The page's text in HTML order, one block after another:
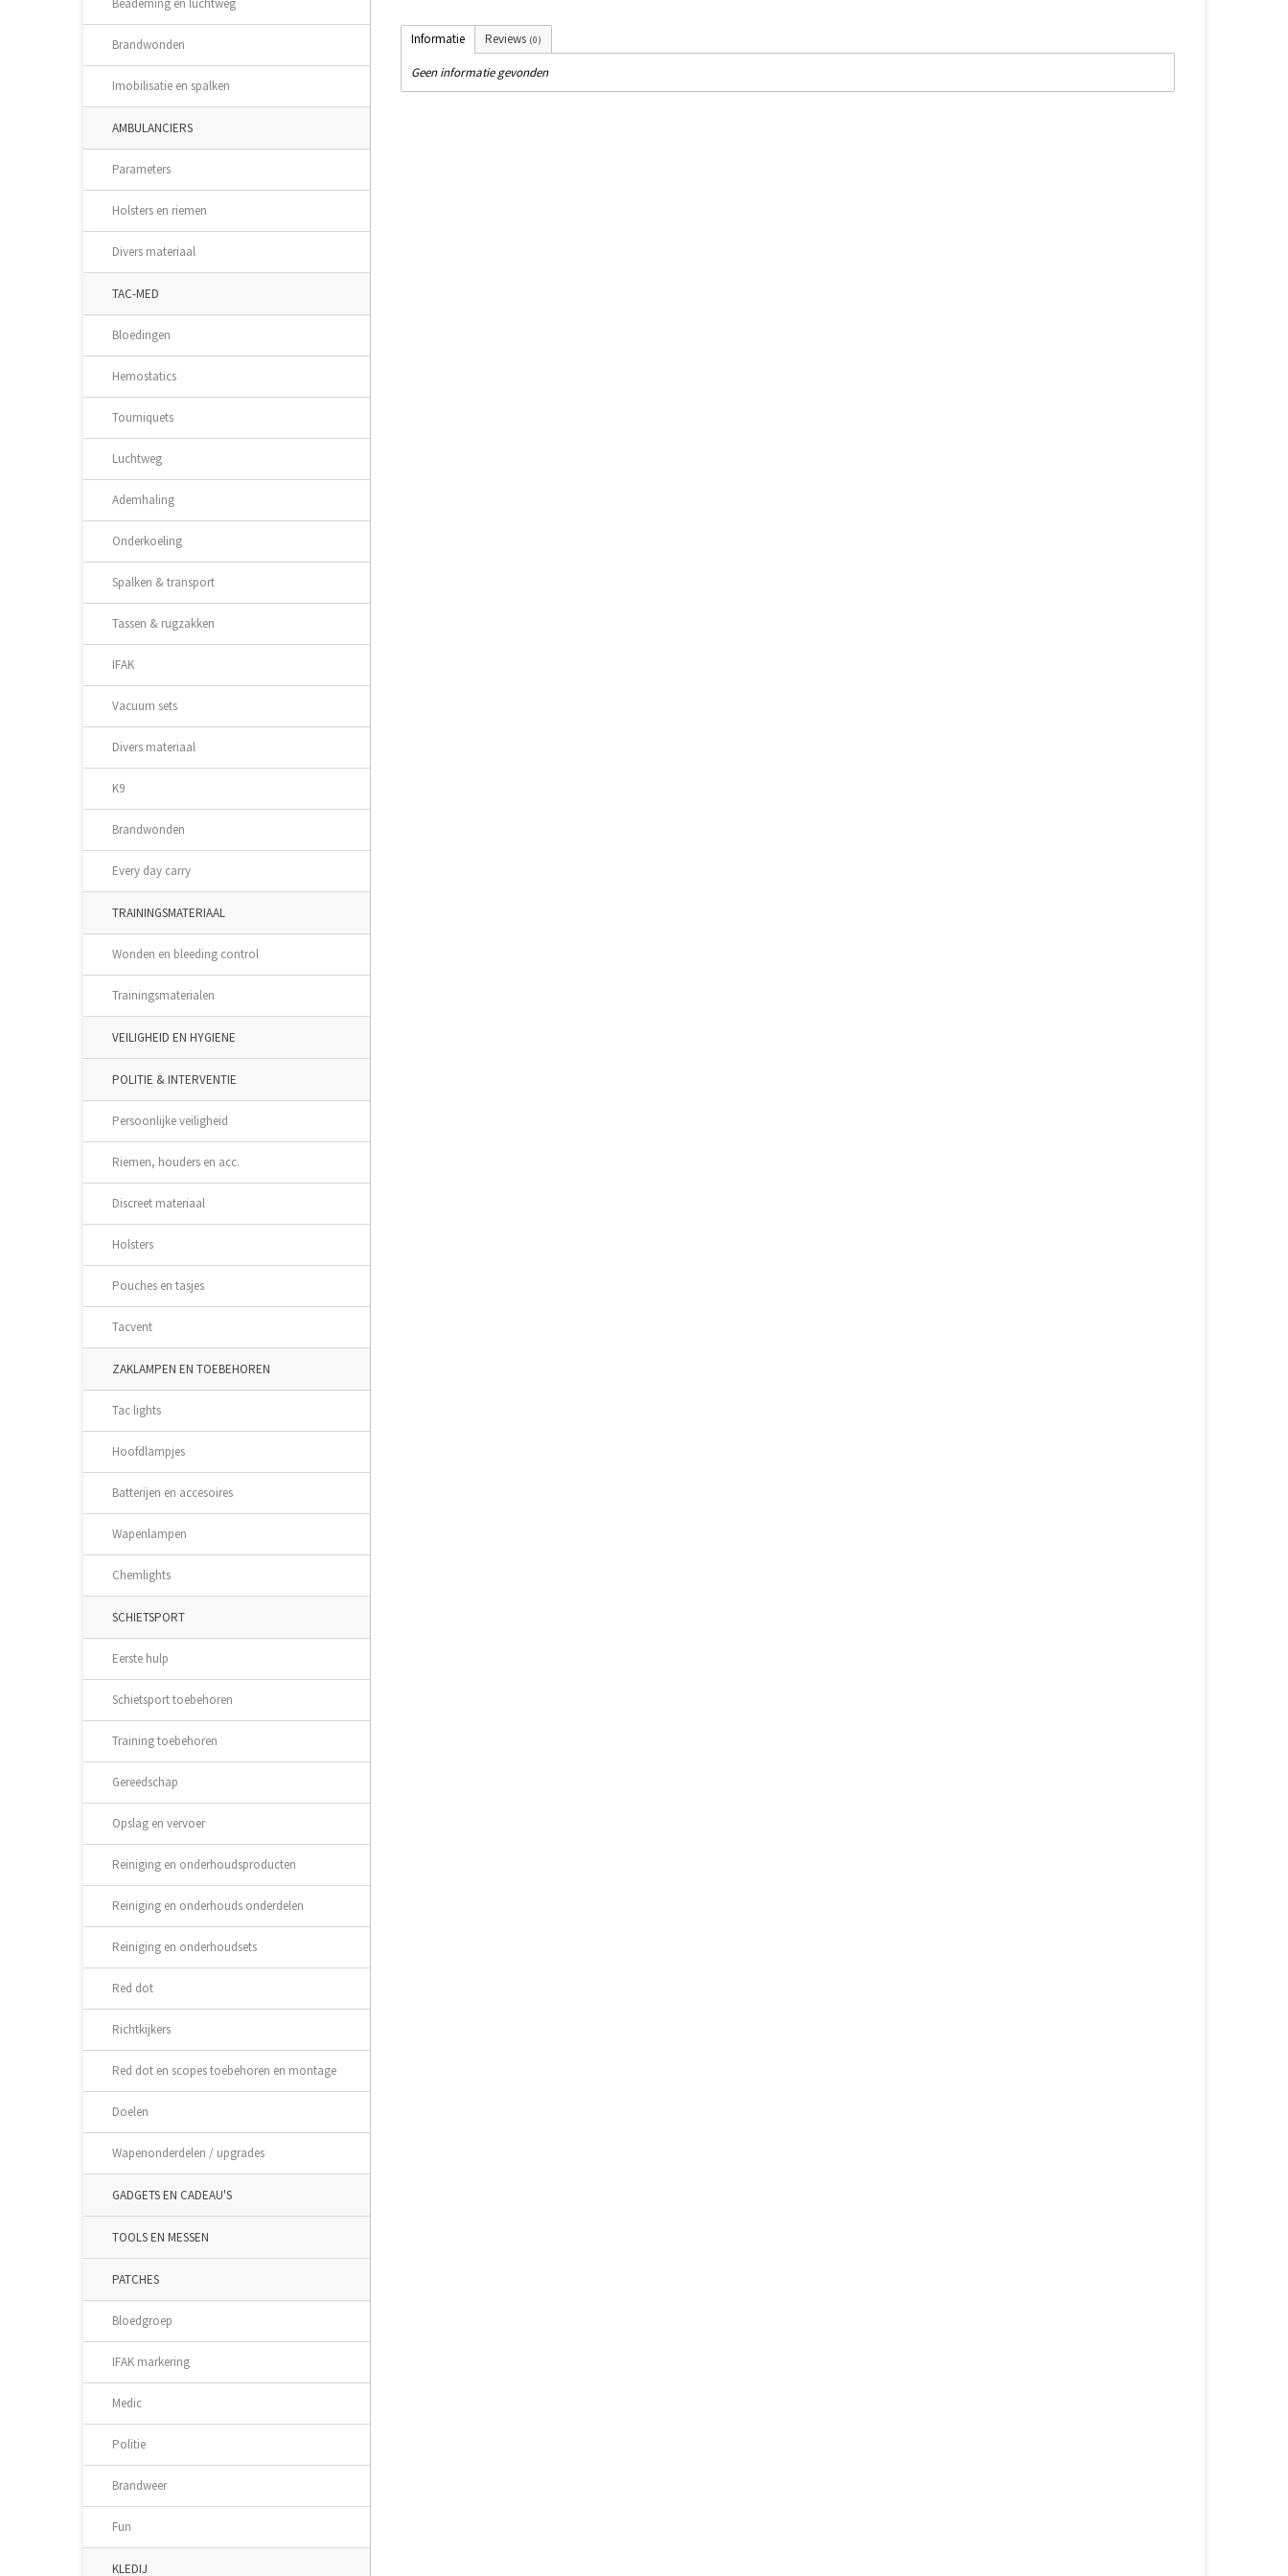
Beademing en luchtweg
Brandwonden
Imobilisatie en spalken
AMBULANCIERS
Parameters
Holsters en riemen
Divers materiaal
TAC-MED
Bloedingen
Hemostatics
Tourniquets
Luchtweg
Ademhaling
Onderkoeling
Spalken & transport
Tassen & rugzakken
IFAK
Vacuum sets
Divers materiaal
K9
Brandwonden
Every day carry
TRAININGSMATERIAAL
Wonden en bleeding control
Trainingsmaterialen
VEILIGHEID EN HYGIENE
POLITIE & INTERVENTIE
Persoonlijke veiligheid
Riemen, houders en acc.
Discreet materiaal
Holsters
Pouches en tasjes
Tacvent
ZAKLAMPEN EN TOEBEHOREN
Tac lights
Hoofdlampjes
Batterijen en accesoires
Wapenlampen
Chemlights
SCHIETSPORT
Eerste hulp
Schietsport toebehoren
Training toebehoren
Gereedschap
Opslag en vervoer
Reiniging en onderhoudsproducten
Reiniging en onderhouds onderdelen
Reiniging en onderhoudsets
Red dot
Richtkijkers
Red dot en scopes toebehoren en montage
Doelen
Wapenonderdelen / upgrades
GADGETS EN CADEAU'S
TOOLS EN MESSEN
PATCHES
Bloedgroep
IFAK markering
Medic
Politie
Brandweer
Fun
KLEDIJ
Informatie Reviews (0)
Geen informatie gevonden